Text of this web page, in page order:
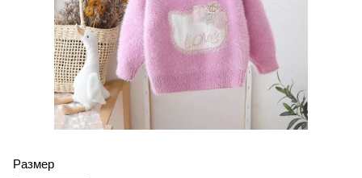
Размер